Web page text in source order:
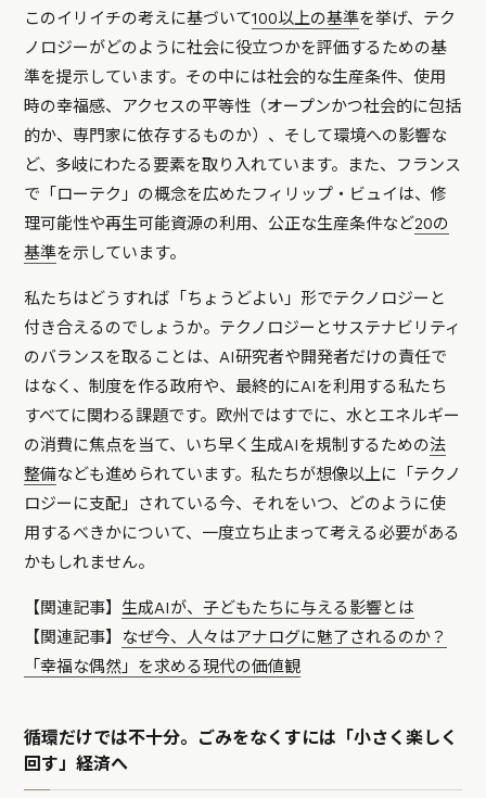
このイリイチの考えに基づいて100以上の基準を挙げ、テク
ノロジーがどのように社会に役立つかを評価するための基
準を提示しています。その中には社会的な生産条件、使用
時の幸福感、アクセスの平等性（オープンかつ社会的に包括
的か、専門家に依存するものか）、そして環境への影響な
ど、多岐にわたる要素を取り入れています。また、フランス
で「ローテク」の概念を広めたフィリップ・ビュイは、修
理可能性や再生可能資源の利用、公正な生産条件など20の
基準を示しています。
私たちはどうすれば「ちょうどよい」形でテクノロジーと
付き合えるのでしょうか。テクノロジーとサステナビリティ
のバランスを取ることは、AI研究者や開発者だけの責任で
はなく、制度を作る政府や、最終的にAIを利用する私たち
すべてに関わる課題です。欧州ではすでに、水とエネルギー
の消費に焦点を当て、いち早く生成AIを規制するための法
整備なども進められています。私たちが想像以上に「テクノ
ロジーに支配」されている今、それをいつ、どのように使
用するべきかについて、一度立ち止まって考える必要がある
かもしれません。
【関連記事】生成AIが、子どもたちに与える影響とは
【関連記事】 なぜ今、人々はアナログに魅了されるのか？
「幸福な偶然」を求める現代の価値観
循環だけでは不十分。ごみをなくすには「小さく楽しく
回す」経済へ